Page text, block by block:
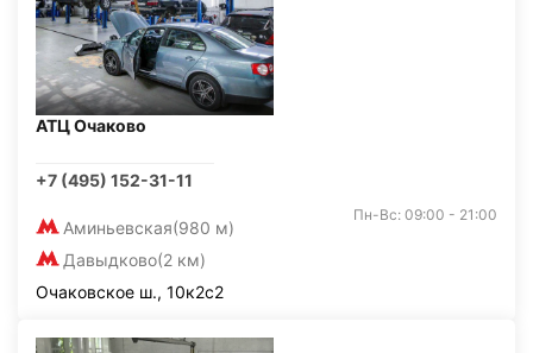
АТЦ Очаково
+7 (495) 152-31-11
Аминьевская(980 м)
Давыдково(2 км)
Пн-Вс: 09:00 - 21:00
Очаковское ш., 10к2с2